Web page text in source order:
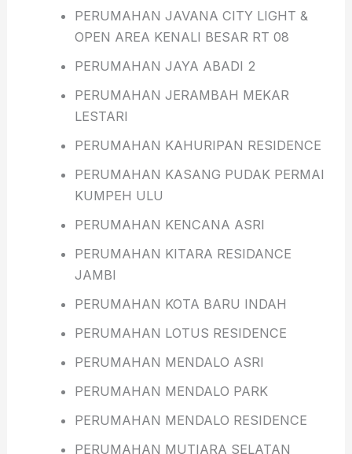
PERUMAHAN JAVANA CITY LIGHT &
OPEN AREA KENALI BESAR RT 08
PERUMAHAN JAYA ABADI 2
PERUMAHAN JERAMBAH MEKAR
LESTARI
PERUMAHAN KAHURIPAN RESIDENCE
PERUMAHAN KASANG PUDAK PERMAI
KUMPEH ULU
PERUMAHAN KENCANA ASRI
PERUMAHAN KITARA RESIDANCE
JAMBI
PERUMAHAN KOTA BARU INDAH
PERUMAHAN LOTUS RESIDENCE
PERUMAHAN MENDALO ASRI
PERUMAHAN MENDALO PARK
PERUMAHAN MENDALO RESIDENCE
PERUMAHAN MUTIARA SELATAN